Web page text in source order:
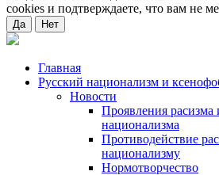
cookies и подтверждаете, что вам не
Да Нет
Главная
Русский национализм и
Новости
Проявления расизма
национализма
Противодействие
национализму
Нормотворчество